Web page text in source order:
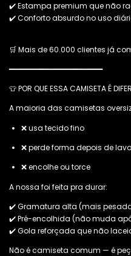
✔️ Estampa premium que não
✔️ Conforto absurdo no uso
🛒 Mais de 60.000 clientes já
━━━━━━━━━━━━━━━━━━━━━━
👕 POR QUE ESSA CAMISETA É
A maioria das camisetas
❌ usa tecido fino
❌ perde forma depois de
❌ encolhe ou torce
A nossa foi feita pra durar:
✔️ Gramatura alta (mais
✔️ Pré-encolhida (não muda
✔️ Gola reforçada que não
Não é camiseta comum — é